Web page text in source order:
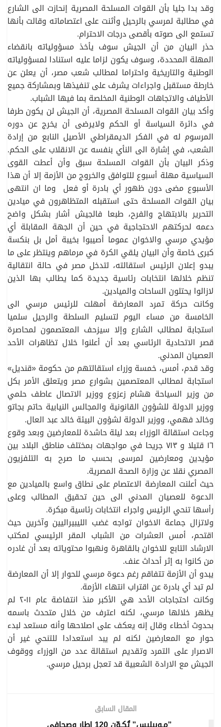
وقد بدا جليا بأن القوات المسلحة المصرية إنحازت الى الشارع
في مطالبة لمرسي بالرحيل وأثنت على اعتصاماته وقالت بأنها
تستمع الى صوته بأقصى درجات الاحترام.
حذر البيان من أن الجيش سوف يأخذ مسؤولياته بانقضاء
المهلة المحددة، وسوف يكون لزاما عليه استنادا لمسؤولياته
الوطنية والتاريخية واحتراما لمطالب شعب مصر، أن يعلن عن
خارطة مستقبل واجراءات يشرف على تنفيذها وبمشاركة جميع
الأطياف والاتجاهات الوطنية المخلصة بما فيها الشباب.
وأكد بيان القوات المسلحة المصرية، أن الجيش لن يكون طرفا
في دائرة السياسة أو الحكم ولايرضى أن يخرج عن دوره
المرسوم له في الفكر الديمقراطي الأصيل النابع من إرادة
الشعب، في إشارة الى النأي بنفسه عن الانقلاب على الحكم.
وذكر البيان بأن القوات المسلحة سبق وأن أعطت القوى
السياسية مهلة أسبوع للتوافق والخروج من الأزمة إلا أن هذا
الأسبوع مضى دون ظهور أي بادرة أو فعل وما ان انتهى
بيان القوات المسلحة حتى استقبله المتظاهرون في ميادين
التحرير بالابتهاج والفرح، طبعا فالجيش أشار بشكل واضح
دعمه لحركتهم الاحتجاجية في حين أن الجهة المقابلة أي
مؤيدي مرسي والاخوان عموما أصيبوا بخيبة أمل بل بنكسة
كبرى خاصة وأن البيان يلقي الكرة في مرماهم وينتظر على ما
يبدو إعلان الرئيس استقالته، لتدخل مصر في حالة انتقالية
تنظم خلالها انتخابات رئاسية جديدة كما يطالب بها الذين
لازالوا يحتلون الساحات والميادين.
وكانت حركة تمرد المعارضة أمهلت للرئيس مرسي الى
الخامسة من مساء اليوم لتسليم السلطة والرحيل سلميا
استجابة لمطالب الشارع وإلا سيزحف المعتصمون لمحاصرة
قصر الاتحادية الرئاسي بعد أن أعلنوا خلال تظاهرات الأحد
العصيان المدني.
وقد قدم، أمس، خمسة وزراء استقالتهم من حكومة «قنديل»
استجابة لمطالب المعتصمين بشوارع مصر ويتعلق الأمر بكل
من وزير السياحة هشام زعزوع ووزير الاتصال عاطف حلمي
ووزير الدولة للشؤون القانونية والمجالس النيابية حاتم بجاتو
وخالد فهمي، ووزير الدولة لشؤون البيئة خالد عبد العال.
وجاءت استقالة الوزراء بعد ليلة حاشدة للمعارضين وبعد وقوع
١٦ قتيلا و ٧١٣ جريحا في مواجهات بمختلف مناطق البلاد بين
مؤيدين ومعارضين لمرسى بحسب ما صرح به التلفزيون
المصري نقلا عن وزارة الصحة المصرية.
حيث أعلنت المعارضة الاعتصام على نطاق واسع بالميادين مع
الدعوة للعصيان المدني الى حين تحقيق المطالب وعلى
رأسها تنحي الرئيس واجراء انتخابات رئاسية مبكرة.
ولاتزال جماعة الاخوان تواجه غضب الليبيراليين وآخرين حيث
اقتحم، أمس العشرات من الشباب المقر الرئيسي لمكتب
الارشاد التابع للاخوان بالقاهرة ونهبوا محتوياته بعد أن غادره
من كانوا به إثر أحداث عنف.
يبدو أن الأزمة تتفاقم رغم دعوة مرسي للحوار إلا أن المعارضة
لم تبد أي بادرة عن اقتراب انتهاء الأزمة.
وكانت احتجاجات الأحد هي الأكبر منذ انتفاضة عام ٢٠١١ لم
يظهر خلالها مرسي، لكنه اعترف من خلال متحدث باسمه
بحدوث أخطاء وقال إنه يعكف على اصلاحها وأنه مستعد لبدء
حوار مع المعارضين لكنه لم يبد استعدادا للتنحي غير أن
الاصرار على التمرد وتقديم استقالة عدد من الوزراء ووقوف
الجيش مع الارادة الشعبية قد تعجل برحيل مرسي.
المقال السابق